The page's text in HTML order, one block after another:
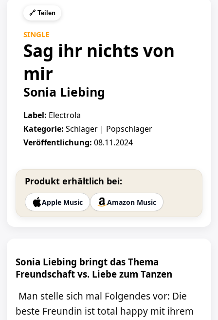
🔗 Teilen
SINGLE
Sag ihr nichts von
mir
Sonia Liebing
Label: Electrola
Kategorie: Schlager | Popschlager
Veröffentlichung: 08.11.2024
Produkt erhältlich bei:
Apple Music Amazon Music
Sonia Liebing bringt das Thema
Freundschaft vs. Liebe zum Tanzen
Man stelle sich mal Folgendes vor: Die
beste Freundin ist total happy mit ihrem